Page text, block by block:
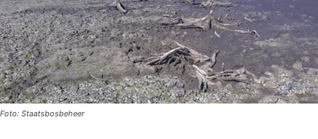
Foto: Staatsbosbeheer